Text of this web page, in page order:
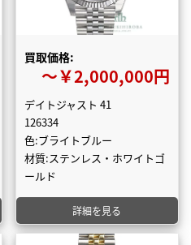
買取価格:
〜￥2,000,000円
デイトジャスト 41
126334
色:ブライトブルー
材質:ステンレス・ホワイトゴ
ールド
詳細を見る